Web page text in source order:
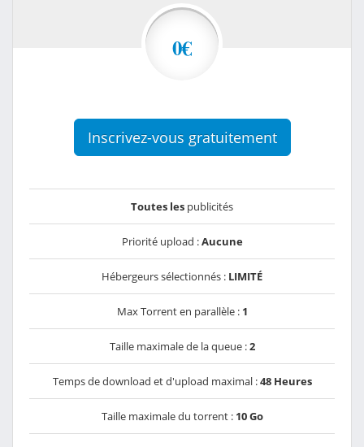
0€
Inscrivez-vous gratuitement
Toutes les publicités
Priorité upload :Aucune
Hébergeurs sélectionnés : LIMITÉ
Max Torrent en parallèle : 1
Taille maximale de la queue :2
Temps de download et d'upload maximal :48 Heures
Taille maximale du torrent : 10 Go